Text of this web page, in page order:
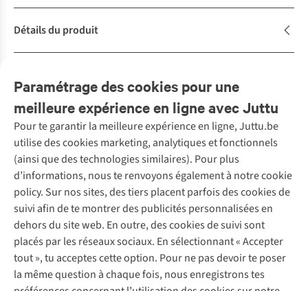
Détails du produit
Paramétrage des cookies pour une
meilleure expérience en ligne avec Juttu
Pour te garantir la meilleure expérience en ligne, Juttu.be
utilise des cookies marketing, analytiques et fonctionnels
(ainsi que des technologies similaires). Pour plus
d’informations, nous te renvoyons également à notre cookie
policy. Sur nos sites, des tiers placent parfois des cookies de
suivi afin de te montrer des publicités personnalisées en
dehors du site web. En outre, des cookies de suivi sont
placés par les réseaux sociaux. En sélectionnant « Accepter
tout », tu acceptes cette option. Pour ne pas devoir te poser
la même question à chaque fois, nous enregistrons tes
Service client
Questions fréquentes
Commander
Payer
10 % réduction étudiants
Klarna : post-paiement
Livraison
Retourner
Rétractation d'une commande
Nos services
Vintage - ReJUsed
Atelier de couture
Personal shopping
Boîte à vêtements
Événements / ateliers
Juttu
Qui sommes-nous ?
Juttu Friends
Inspiration
Abonne-toi à la newsletter